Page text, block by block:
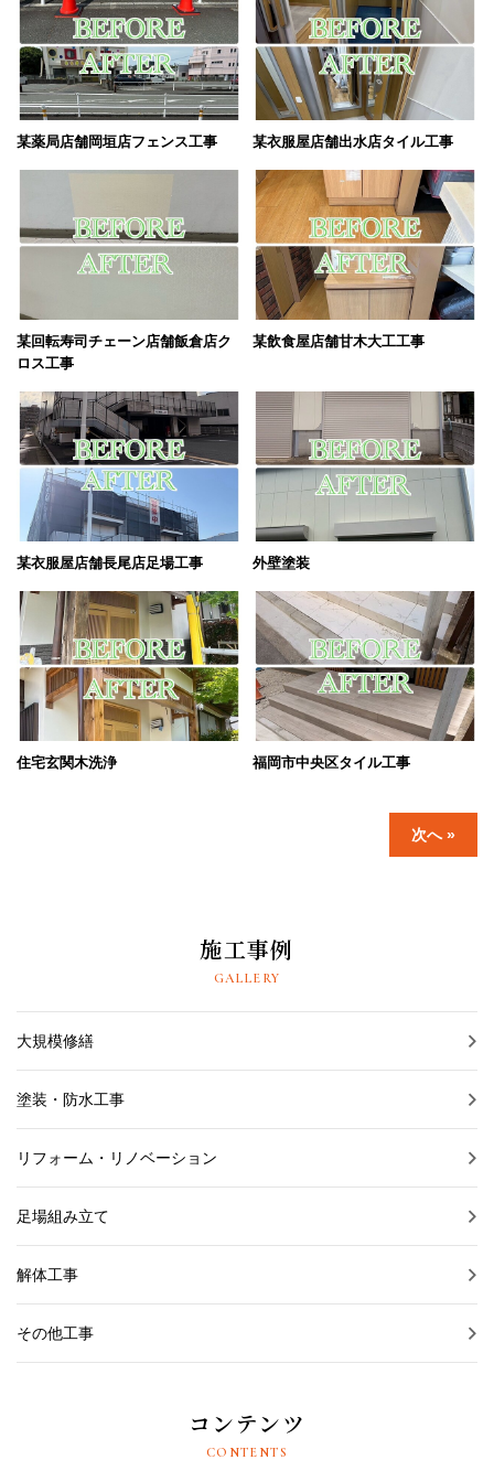
スタッフブログ
某薬局店舗岡垣店フェンス工事 某衣服屋店舗出水店タイル工事
某回転寿司チェーン店舗飯倉店ク
ロス工事
某飲食屋店舗甘木大工工事
某衣服屋店舗長尾店足場工事 外壁塗装
住宅玄関木洗浄 福岡市中央区タイル工事
次へ »
施工事例
GALLERY
大規模修繕
塗装・防水工事
リフォーム・リノベーション
足場組み立て
解体工事
その他工事
コンテンツ
CONTENTS